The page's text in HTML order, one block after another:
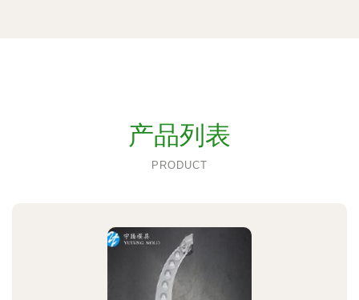
产品列表
PRODUCT